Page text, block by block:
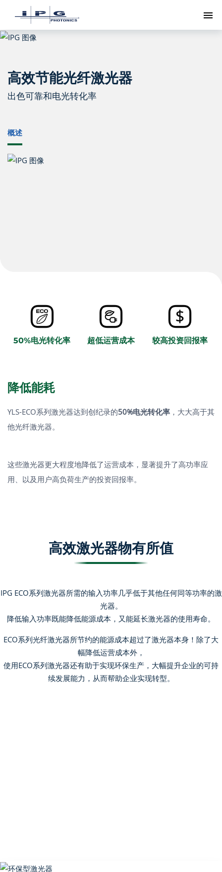
切
高效节能光纤激光器
出色可靠和电光转化率
概述
50%电光转化率 超低运营成本 较高投资回报率
降低能耗
YLS-ECO系列激光器达到创纪录的50%电光转化率 ，大大高于其
他光纤激光器。
这些激光器更大程度地降低了运营成本，显著提升了高功率应
用、以及用户高负荷生产的投资回报率。
高效激光器物有所值
IPG ECO系列激光器所需的输入功率几乎低于其他任何同等功率的激
光器。
降低输入功率既能降低能源成本，又能延长激光器的使用寿命。
ECO系列光纤激光器所节约的能源成本超过了激光器本身！除了大
幅降低运营成本外，
使用ECO系列激光器还有助于实现环保生产，大幅提升企业的可持
续发展能力，从而帮助企业实现转型。